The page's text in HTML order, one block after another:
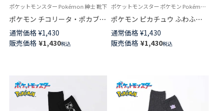
ポケットモンスター Pokémon 紳士 靴下
ポケモン チコリータ・ポカブ・
ワニノコ プリント クルー丈 カ
ジュアル ソックス メンズ
02432113
通常価格 ¥1,430
販売価格 ¥1,430税込
ポケットモンスター ポケモン Pokémon 紳士 靴下 男性
ポケモン ピカチュウ ふわふわ
フェイス クルー丈 カジュアル
ソックス メンズ 日本製
02432112
通常価格 ¥1,430
販売価格 ¥1,430税込